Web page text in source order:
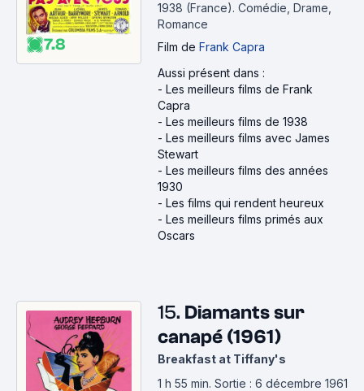
7.8
1938 (France). Comédie, Drame,
Romance
Film de Frank Capra
Aussi présent dans :
- Les meilleurs films de Frank
Capra
- Les meilleurs films de 1938
- Les meilleurs films avec James
Stewart
- Les meilleurs films des années
1930
- Les films qui rendent heureux
- Les meilleurs films primés aux
Oscars
15. Diamants sur
canapé (1961)
Breakfast at Tiffany's
1 h 55 min. Sortie : 6 décembre 1961